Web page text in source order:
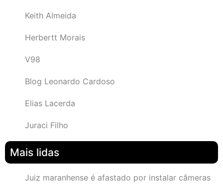
Keith Almeida
Herbertt Morais
V98
Blog Leonardo Cardoso
Elias Lacerda
Juraci Filho
Mais lidas
Juiz maranhense é afastado por instalar câmeras